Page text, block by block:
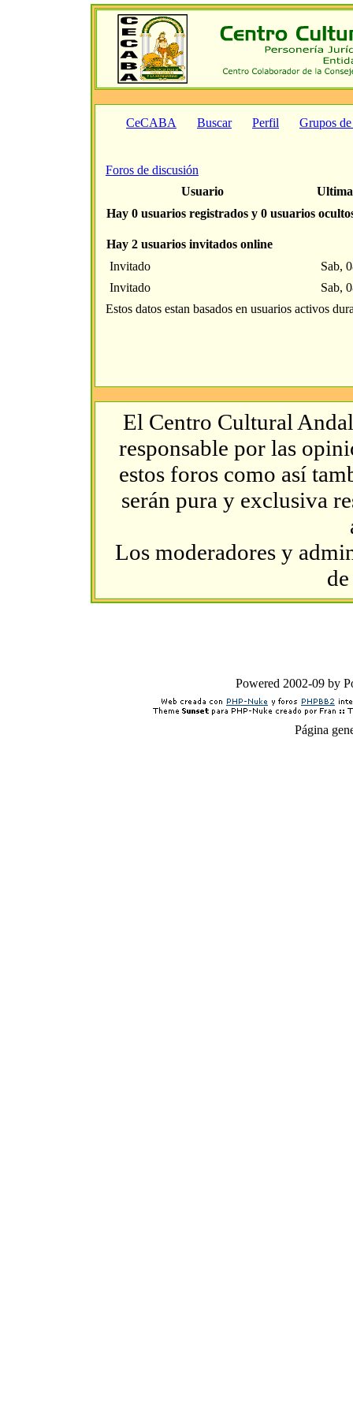
CeCABA Buscar Perfil Grupos
Foros de discusión
Usuario
Hay 0 usuarios registrados y 0 usuarios
Hay 2 usuarios invitados online
Invitado
Sab,
Invitado
Sab,
Estos datos estan basados en usuarios activos
El Centro Cultural
responsable por las
estos foros como así
serán pura y exclusiva
Los moderadores y
Powered 2002-09 by
Página